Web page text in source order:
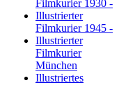
Filmkurier 1930 -
Illustrierter
Filmkurier 1945 -
Illustrierter
Filmkurier
München
Illustriertes